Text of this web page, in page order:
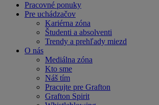
Pracovné ponuky
Pre uchádzačov
Kariérna zóna
Študenti a absolventi
Trendy a prehľady miezd
O nás
Mediálna zóna
Kto sme
Náš tím
Pracujte pre Grafton
Grafton Spirit